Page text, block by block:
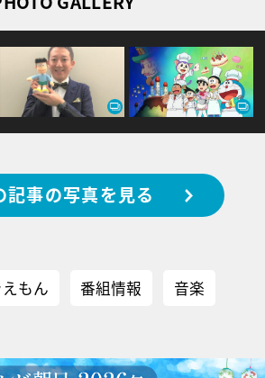
記事の写真を見る
えもん 番組情報 音楽